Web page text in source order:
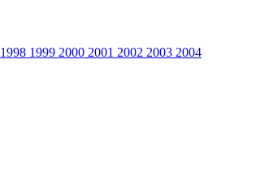
1998 1999 2000 2001 2002 2003 2004